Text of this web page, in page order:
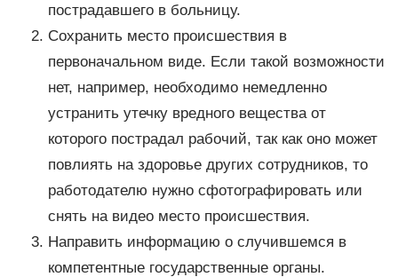
пострадавшего в больницу.
Сохранить место происшествия в
первоначальном виде. Если такой возможности
нет, например, необходимо немедленно
устранить утечку вредного вещества от
которого пострадал рабочий, так как оно может
повлиять на здоровье других сотрудников, то
работодателю нужно сфотографировать или
снять на видео место происшествия.
Направить информацию о случившемся в
компетентные государственные органы.